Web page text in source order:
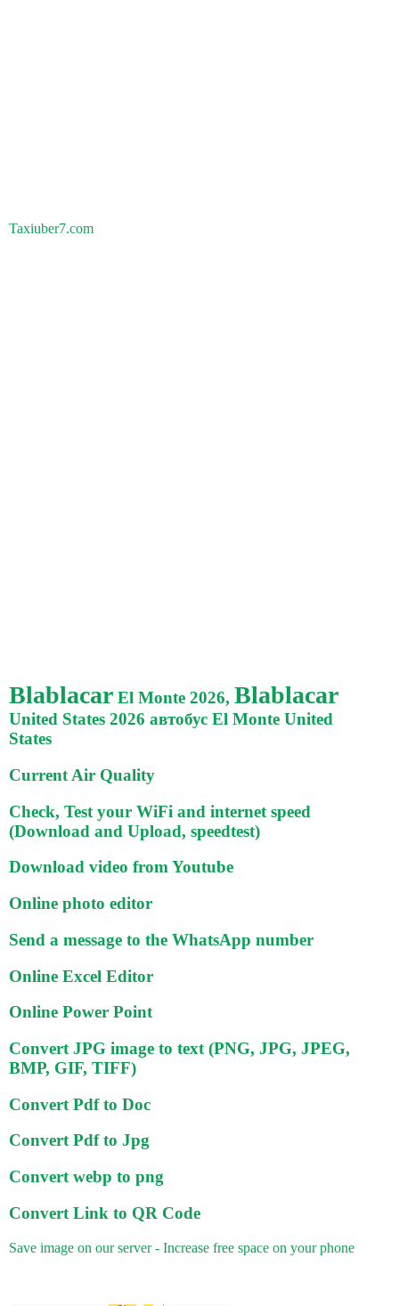
Taxiuber7.com
Blablacar El Monte 2026, Blablacar
United States 2026 автобус El Monte United
States
Current Air Quality
Check, Test your WiFi and internet speed
(Download and Upload, speedtest)
Download video from Youtube
Online photo editor
Send a message to the WhatsApp number
Online Excel Editor
Online Power Point
Convert JPG image to text (PNG, JPG, JPEG,
BMP, GIF, TIFF)
Convert Pdf to Doc
Convert Pdf to Jpg
Convert webp to png
Convert Link to QR Code
Save image on our server - Increase free space on your phone